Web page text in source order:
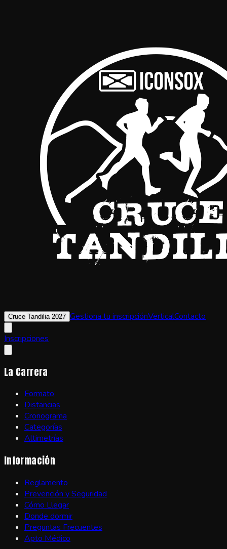
Cruce Tandilia 2027 Gestiona tu inscripciónVerticalContacto
Inscripciones
La Carrera
Formato
Distancias
Cronograma
Categorías
Altimetrías
Información
Reglamento
Prevención y Seguridad
Cómo Llegar
Donde dormir
Preguntas Frecuentes
Apto Médico